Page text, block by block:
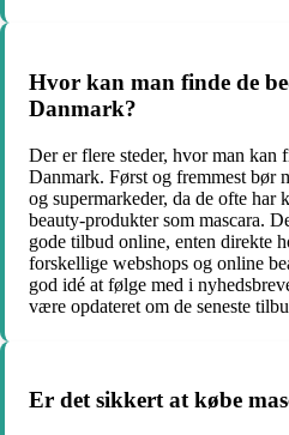
Hvor kan man finde de
Danmark?
Der er flere steder, hvor man kan
Danmark. Først og fremmest bør
og supermarkeder, da de ofte har
beauty-produkter som mascara.
gode tilbud online, enten direkte
forskellige webshops og online
god idé at følge med i
være opdateret om de seneste
Er det sikkert at købe